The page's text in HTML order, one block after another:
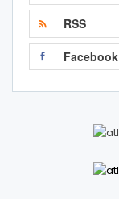
RSS
Facebook